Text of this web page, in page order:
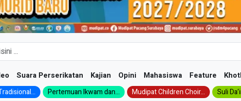
Suara Perserikatan Kajian Opini Mahasiswa Feature
Pertemuan Ikwam dan... Mudipat Children Choir... Suli